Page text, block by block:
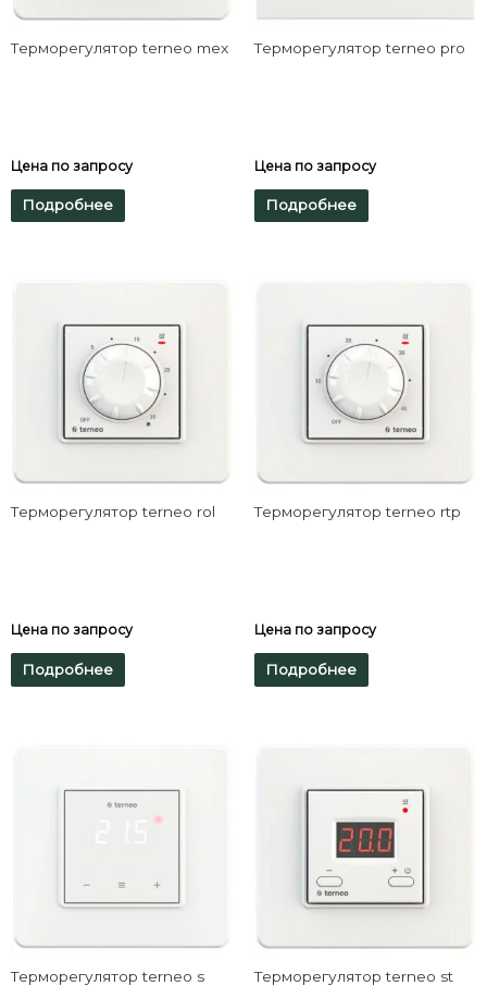
Терморегулятор terneo mex
Цена по запросу
Подробнее
Терморегулятор terneo pro
Цена по запросу
Подробнее
Терморегулятор terneo rol
Цена по запросу
Подробнее
Терморегулятор terneo rtp
Цена по запросу
Подробнее
Терморегулятор terneo s Терморегулятор terneo st